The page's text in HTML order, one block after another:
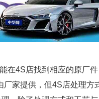
在4S店找到相应的原厂
厂家提供，但4S店处理